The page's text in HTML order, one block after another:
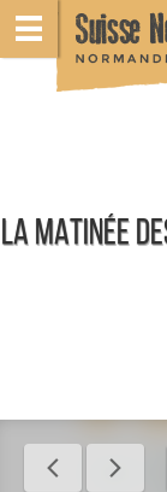
LA MATINÉE
Événements